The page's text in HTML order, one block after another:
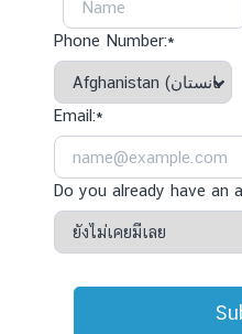
Phone Number:*
Email:*
Do you already have an